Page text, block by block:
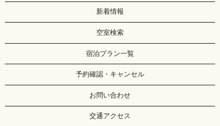
新着情報
空室検索
宿泊プラン一覧
予約確認・キャンセル
お問い合わせ
交通アクセス